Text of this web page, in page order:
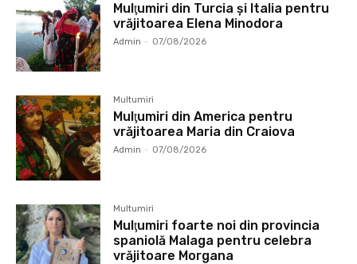
Mulţumiri din Turcia și Italia pentru
vrăjitoarea Elena Minodora
Admin - 07/08/2026
Multumiri
Mulţumiri din America pentru
vrăjitoarea Maria din Craiova
Admin - 07/08/2026
Multumiri
Mulţumiri foarte noi din provincia
spaniolă Malaga pentru celebra
vrăjitoare Morgana